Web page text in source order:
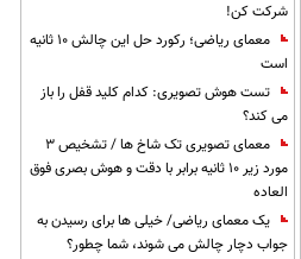
شرکت کن!
معمای ریاضی؛ رکورد حل این چالش 10 ثانیه
است
تست هوش تصویری: کدام کلید قفل را باز
می کند؟
معمای تصویری تک شاخ ها / تشخیص 3
مورد زیر 10 ثانیه برابر با دقت و هوش بصری فوق
العاده
یک معمای ریاضی/ خیلی ها برای رسیدن به
جواب دچار چالش می شوند، شما چطور؟